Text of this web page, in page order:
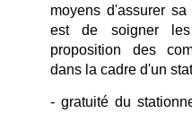
moyens d'assurer
est de soigner
proposition des
dans la cadre d'un
- gratuité du